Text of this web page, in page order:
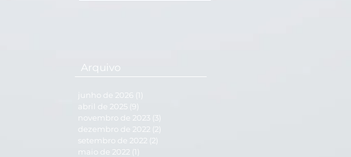
Arquivo
junho de 2026 (1)
abril de 2025 (9)
novembro de 2023 (3)
dezembro de 2022 (2)
setembro de 2022 (2)
maio de 2022 (1)